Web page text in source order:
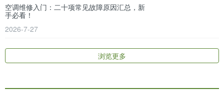
空调维修入门：二十项常见故障原因汇总，新
手必看！
2026-7-27
浏览更多